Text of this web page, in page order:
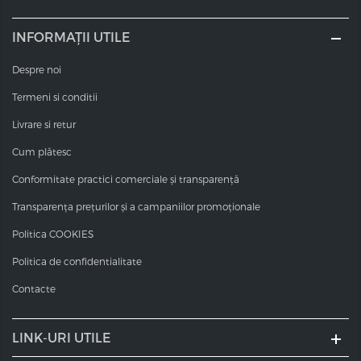
INFORMAȚII UTILE
Despre noi
Termeni si conditii
Livrare si retur
Cum plătesc
Conformitate practici comerciale și transparență
Transparența prețurilor și a campaniilor promoționale
Politica COOKIES
Politica de confidentialitate
Contacte
LINK-URI UTILE